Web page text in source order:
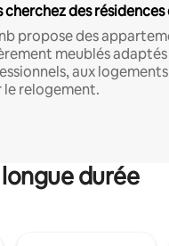
cherchez des
propose des
meublés adaptés
aux
le relogement.
durée